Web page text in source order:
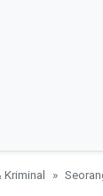
Kriminal